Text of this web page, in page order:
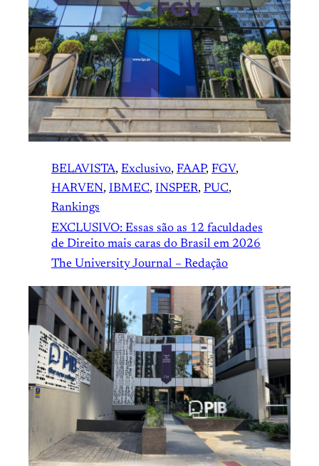
BELAVISTA, Exclusivo, FAAP, FGV
HARVEN, IBMEC, INSPER, PUC
Rankings
EXCLUSIVO: Essas são as 12 faculdades
de Direito mais caras do Brasil em 2026
The University Journal – Redação